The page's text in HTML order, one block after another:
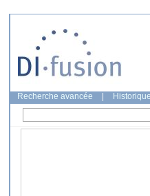
Recherche avancée